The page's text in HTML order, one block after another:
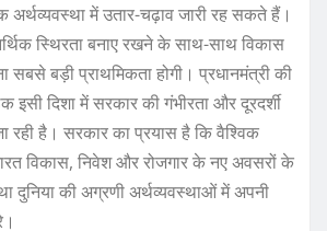
अर्थव्यवस्था में उतार-चढ़ाव जारी रह सकते हैं।
स्थिरता बनाए रखने के साथ-साथ विकास
सबसे बड़ी प्राथमिकता होगी। प्रधानमंत्री की
इसी दिशा में सरकार की गंभीरता और दूरदर्शी
रही है। सरकार का प्रयास है कि वैश्विक
विकास, निवेश और रोजगार के नए अवसरों के
दुनिया की अग्रणी अर्थव्यवस्थाओं में अपनी